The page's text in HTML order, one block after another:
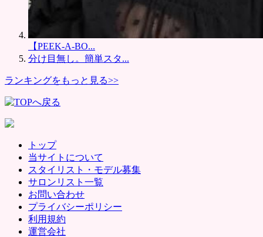
【PEEK-A-BO...
分け目無し。簡単スタ...
ランキングをもっと見る>>
トップ
当サイトについて
スタイリスト・モデル募集
サロンリスト一覧
お問い合わせ
プライバシーポリシー
利用規約
運営会社